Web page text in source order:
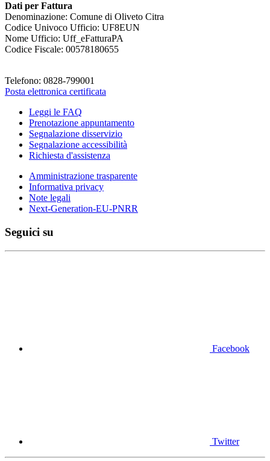
Dati per Fattura
Denominazione: Comune di Oliveto Citra
Codice Univoco Ufficio: UF8EUN
Nome Ufficio: Uff_eFatturaPA
Codice Fiscale: 00578180655
Telefono: 0828-799001
Posta elettronica certificata
Leggi le FAQ
Prenotazione appuntamento
Segnalazione disservizio
Segnalazione accessibilità
Richiesta d'assistenza
Amministrazione trasparente
Informativa privacy
Note legali
Next-Generation-EU-PNRR
Seguici su
Facebook
Twitter